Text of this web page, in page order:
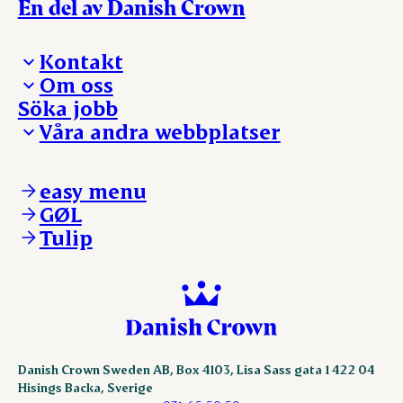
En del av Danish Crown
Kontakt
Presskontakt – För dig som är journalist
Reklamation
Visselblåsning
Om oss
Vi tar ledningen
Våra ställen
Söka jobb
Våra andra webbplatser
ESS-FOOD.com
KLS.se
nordicspoor.com
easy menu
GØL
Tulip
Danish Crown Sweden AB, Box 4103, Lisa Sass gata 1 422 04
Hisings Backa, Sverige